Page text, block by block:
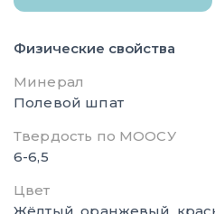
Физические свойства
Минерал
Полевой шпат
Твердость по МООСУ
6-6,5
Цвет